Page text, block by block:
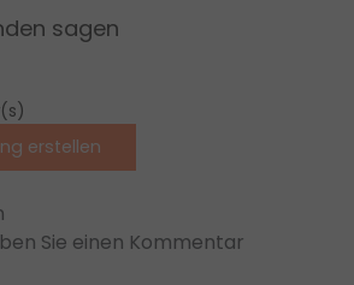
sagen
erstellen
Sie einen Kommentar